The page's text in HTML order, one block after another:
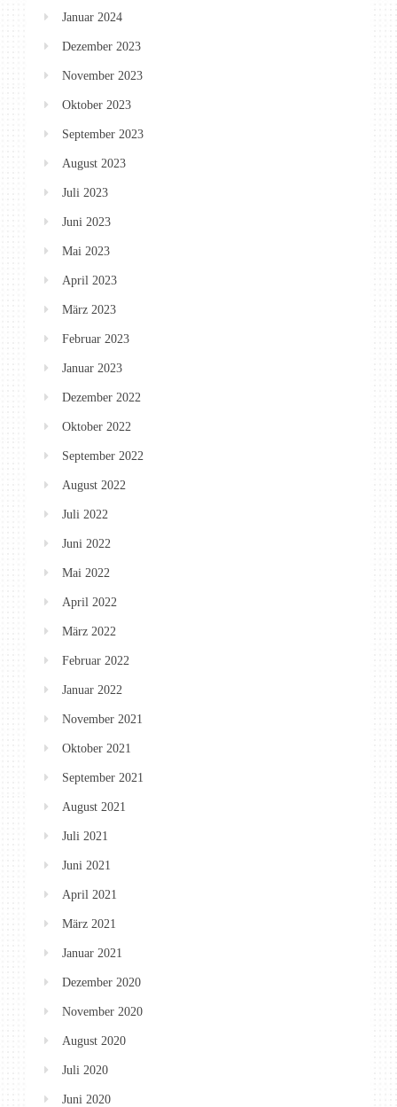
Januar 2024
Dezember 2023
November 2023
Oktober 2023
September 2023
August 2023
Juli 2023
Juni 2023
Mai 2023
April 2023
März 2023
Februar 2023
Januar 2023
Dezember 2022
Oktober 2022
September 2022
August 2022
Juli 2022
Juni 2022
Mai 2022
April 2022
März 2022
Februar 2022
Januar 2022
November 2021
Oktober 2021
September 2021
August 2021
Juli 2021
Juni 2021
April 2021
März 2021
Januar 2021
Dezember 2020
November 2020
August 2020
Juli 2020
Juni 2020